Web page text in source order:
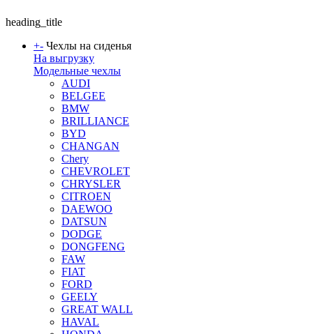
heading_title
+- Чехлы на сиденья
На выгрузку
Модельные чехлы
AUDI
BELGEE
BMW
BRILLIANCE
BYD
CHANGAN
Chery
CHEVROLET
CHRYSLER
CITROEN
DAEWOO
DATSUN
DODGE
DONGFENG
FAW
FIAT
FORD
GEELY
GREAT WALL
HAVAL